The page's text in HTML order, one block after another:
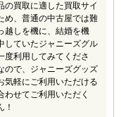
の買取に適した買取サイ
め、普通の中古屋では難
越しを機に、結婚を機
していたジャニーズグル
度利用してみてくださ
ので、ジャニーズグッズ
気軽にご利用いただける
せてご利用いただく
！